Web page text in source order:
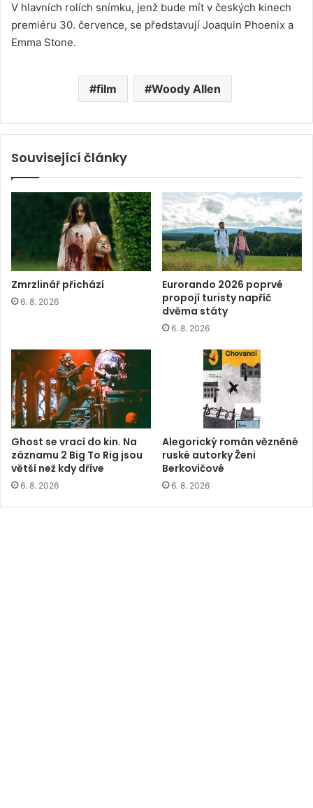
V hlavních rolích snímku, jenž bude mít v českých kinech
premiéru 30. července, se představují Joaquin Phoenix a
Emma Stone.
film Woody Allen
Související články
Zmrzlinář přichází
6. 8. 2026
Eurorando 2026 poprvé
propojí turisty napříč
dvěma státy
6. 8. 2026
Ghost se vrací do kin. Na
záznamu 2 Big To Rig jsou
větší než kdy dříve
6. 8. 2026
Alegorický román vězněné
ruské autorky Ženi
Berkovičové
6. 8. 2026